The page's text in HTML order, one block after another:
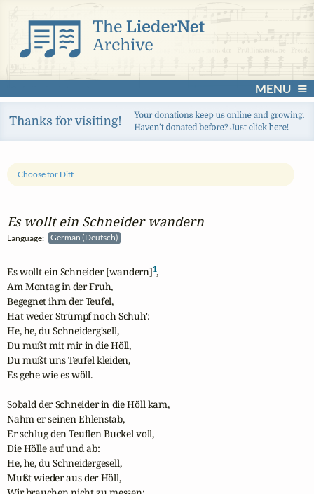
MENU
Es wollt ein Schneider wandern
Language: German (Deutsch)
Choose for Diff
Es wollt ein Schneider [wandern]1,
Am Montag in der Fruh,
Begegnet ihm der Teufel,
Hat weder Strümpf noch Schuh':
He, he, du Schneiderg'sell,
Du mußt mit mir in die Höll,
Du mußt uns Teufel kleiden,
Es gehe wie es wöll.
Sobald der Schneider in die Höll kam,
Nahm er seinen Ehlenstab,
Er schlug den Teuflen Buckel voll,
Die Hölle auf und ab:
He, he, du Schneidergesell,
Mußt wieder aus der Höll,